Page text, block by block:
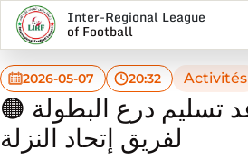
Inter-Regional League
of Football
2026-05-07 20:32 Activités
🟠 تأخير موعد تسليم درع البطولة
لفريق إتحاد النزلة